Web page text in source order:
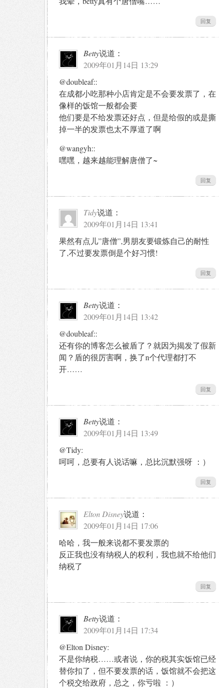
回复
Betty说道：
2009年01月14日 13:29
@doubleaf::
在成都小吃那种小店肯定是不会要发票了，在
像样的饭馆一般都会要
他们要是不给发票还好点，但是给假的或是撕
掉一半的发票也太不厚道了啊
@wangyh::
嘿嘿，越来越能理解唐僧了~
回复
Tidy说道：
2009年01月14日 13:41
果然有点儿”唐僧”,男朋友要锻炼自己的耐性
了,不过要发票倒是个好习惯!
回复
Betty说道：
2009年01月14日 13:42
@doubleaf::
还有你的博客怎么被盾了？就因为揭发了假新
闻？盾的很厉害啊，换了n个代理都打不
开……
回复
Betty说道：
2009年01月14日 13:49
@Tidy:
呵呵，总要有人说话嘛，总比沉默强呀 ：）
回复
Elton Disney说道：
2009年01月14日 17:06
哈哈，我一般来说都不要发票的
反正我也没有纳税人的权利，我也就不给他们
纳税了
回复
Betty说道：
2009年01月14日 17:34
@Elton Disney:
不是你纳税……或者说，你的税其实饭馆已经
替你扣了，但不要发票的话，饭馆就不会把这
个税交给政府，总之，你亏啦 ：）